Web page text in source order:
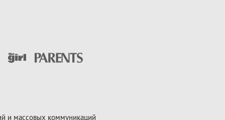
и массовых коммуникаций